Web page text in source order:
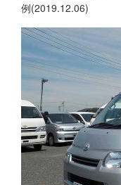
例(2019.12.06)